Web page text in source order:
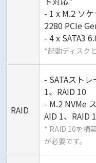
- 1 x M.2 ソ
2280 PCIe
- 4 x SATA3
*起動ディスク
RAID
- SATAスト
1、RAID 10
- M.2 NVMe
AID 1、RAID
* RAID 10を構
が必要です。